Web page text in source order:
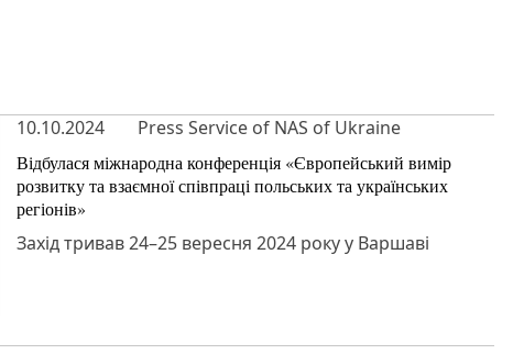
10.10.2024 Press Service of NAS of Ukraine
Відбулася міжнародна конференція «Європейський вимір
розвитку та взаємної співпраці польських та українських
регіонів»
Захід тривав 24–25 вересня 2024 року у Варшаві